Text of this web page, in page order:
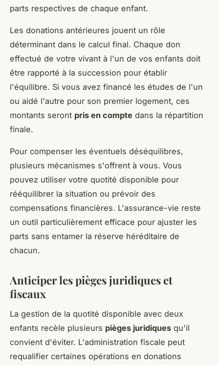
parts respectives de chaque enfant.
Les donations antérieures jouent un rôle
déterminant dans le calcul final. Chaque don
effectué de votre vivant à l'un de vos enfants doit
être rapporté à la succession pour établir
l'équilibre. Si vous avez financé les études de l'un
ou aidé l'autre pour son premier logement, ces
montants seront pris en compte dans la répartition
finale.
Pour compenser les éventuels déséquilibres,
plusieurs mécanismes s'offrent à vous. Vous
pouvez utiliser votre quotité disponible pour
rééquilibrer la situation ou prévoir des
compensations financières. L'assurance-vie reste
un outil particulièrement efficace pour ajuster les
parts sans entamer la réserve héréditaire de
chacun.
Anticiper les pièges juridiques et
fiscaux
La gestion de la quotité disponible avec deux
enfants recèle plusieurs pièges juridiques qu'il
convient d'éviter. L'administration fiscale peut
requalifier certaines opérations en donations